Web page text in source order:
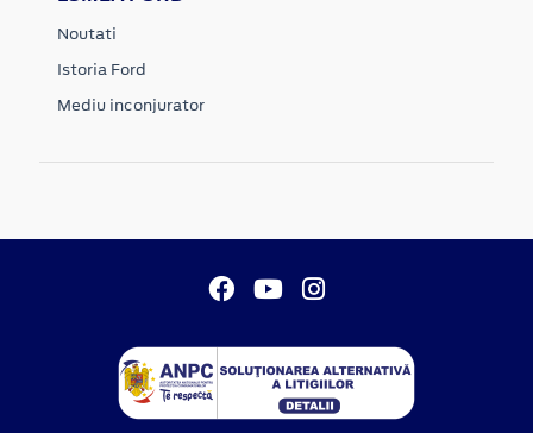
Noutati
Istoria Ford
Mediu inconjurator